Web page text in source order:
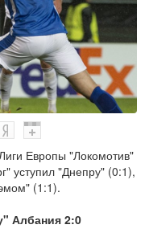
Европы "Локомотив"
уступил "Днепру" (0:1),
(1:1).
Албания 2:0